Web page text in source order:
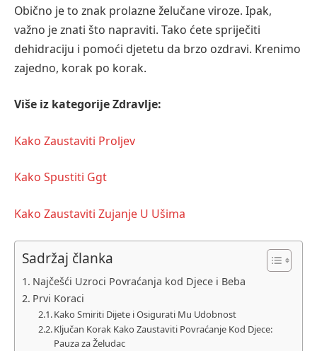
Obično je to znak prolazne želučane viroze. Ipak,
važno je znati što napraviti. Tako ćete spriječiti
dehidraciju i pomoći djetetu da brzo ozdravi. Krenimo
zajedno, korak po korak.
Više iz kategorije Zdravlje:
Kako Zaustaviti Proljev
Kako Spustiti Ggt
Kako Zaustaviti Zujanje U Ušima
Sadržaj članka
Najčešći Uzroci Povraćanja kod Djece i Beba
Prvi Koraci
Kako Smiriti Dijete i Osigurati Mu Udobnost
Ključan Korak Kako Zaustaviti Povraćanje Kod Djece:
Pauza za Želudac